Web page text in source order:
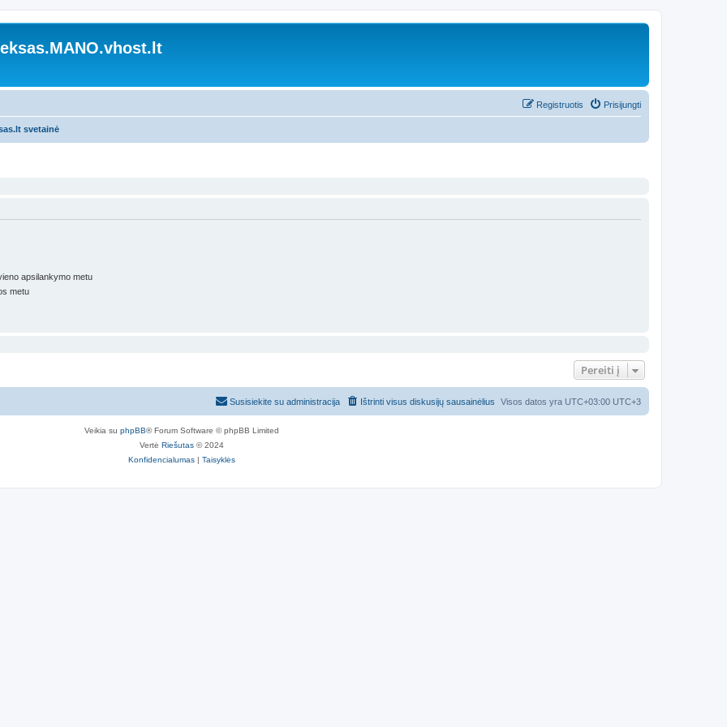
Prisijungti
Registruotis
svetainė
apsilankymo metu
metu
Pereiti į
Visos datos yra UTC+03:00 UTC+3
Ištrinti visus diskusijų sausainėlius
Susisiekite su administracija
Veikia su phpBB® Forum Software © phpBB Limited
Vertė Riešutas © 2024
Konfidencialumas | Taisyklės